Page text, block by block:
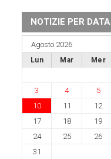
NOTIZIE PER DATA
Agosto 2026
Lun Mar Mer
3
4 5
10
11 12
17
18 19
24
25 26
31